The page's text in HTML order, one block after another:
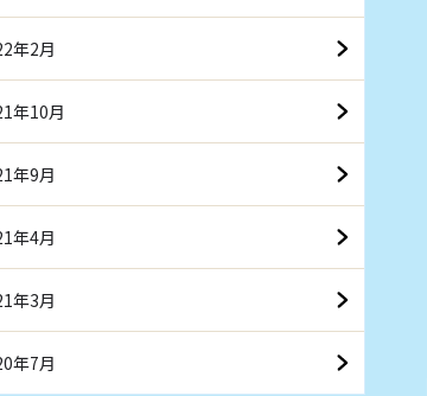
年2月
年10月
年9月
年4月
年3月
年7月